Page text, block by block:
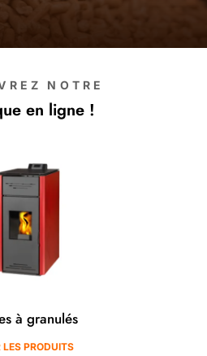
NOTRE
en ligne !
à granulés
LES PRODUITS